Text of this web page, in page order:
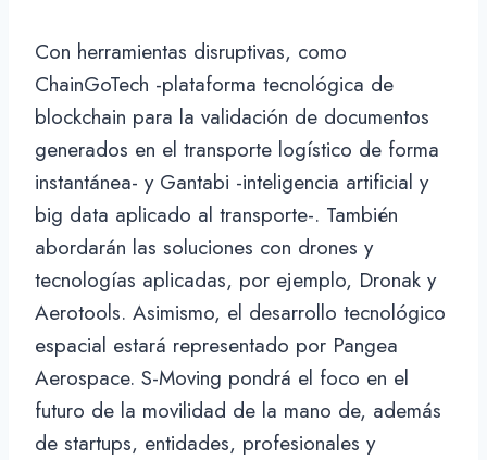
Con herramientas disruptivas, como
ChainGoTech -plataforma tecnológica de
blockchain para la validación de documentos
generados en el transporte logístico de forma
instantánea- y Gantabi -inteligencia artificial y
big data aplicado al transporte-. También
abordarán las soluciones con drones y
tecnologías aplicadas, por ejemplo, Dronak y
Aerotools. Asimismo, el desarrollo tecnológico
espacial estará representado por Pangea
Aerospace. S-Moving pondrá el foco en el
futuro de la movilidad de la mano de, además
de startups, entidades, profesionales y